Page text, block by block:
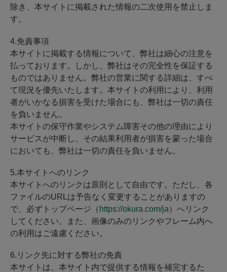
除き、本サイトに掲載された情報の二次使用を禁止しま
す。
4.免責事項
本サイトに掲載する情報について、弊社は細心の注意を
払っております。しかし、弊社はその完全性を保証する
ものではありません。弊社の営業に関する詳細は、すべ
て現況を優先いたします。本サイトの利用により、利用
者がいかなる損害を受けた場合にも、弊社は一切の責任
を負いません。
本サイトの保守作業やシステム障害その他の理由により
サービスが中断し、その結果利用者が損害を蒙った場合
においても、弊社は一切の責任を負いません。
5.本サイトへのリンク
本サイトへのリンクは原則として自由です。ただし、各
ファイルのURLは予告なく変更することがありますの
で、必ずトップページ（ https://okura.com/ja）へリンク
してください。また、画像のみのリンクやフレーム内へ
の利用はご遠慮ください。
6.リンク先に対する弊社の免責
本サイトは、本サイト内で提供する情報を補完するた